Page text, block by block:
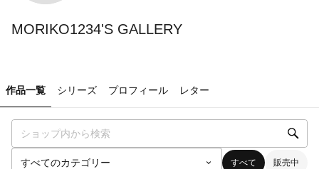
MORIKO1234'S GALLERY
作品一覧 シリーズ プロフィール レター
すべて 販売中